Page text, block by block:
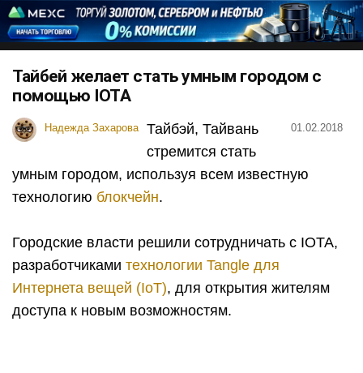
Тайбей желает стать умным городом с
помощью IOTA
Надежда Захарова 01.02.2018
Тайбэй, Тайвань
стремится стать
умным городом, используя всем известную
технологию блокчейн.
Городские власти решили сотрудничать с IOTA,
разработчиками технологии Tangle для
Интернета вещей (IoT), для открытия жителям
доступа к новым возможностям.